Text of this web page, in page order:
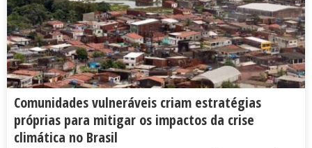
Comunidades vulneráveis criam estratégias
próprias para mitigar os impactos da crise
climática no Brasil